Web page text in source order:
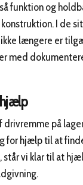
funktion og
I de
længere er
med
hjælp
drivremme på
for hjælp til at
står vi klar til at